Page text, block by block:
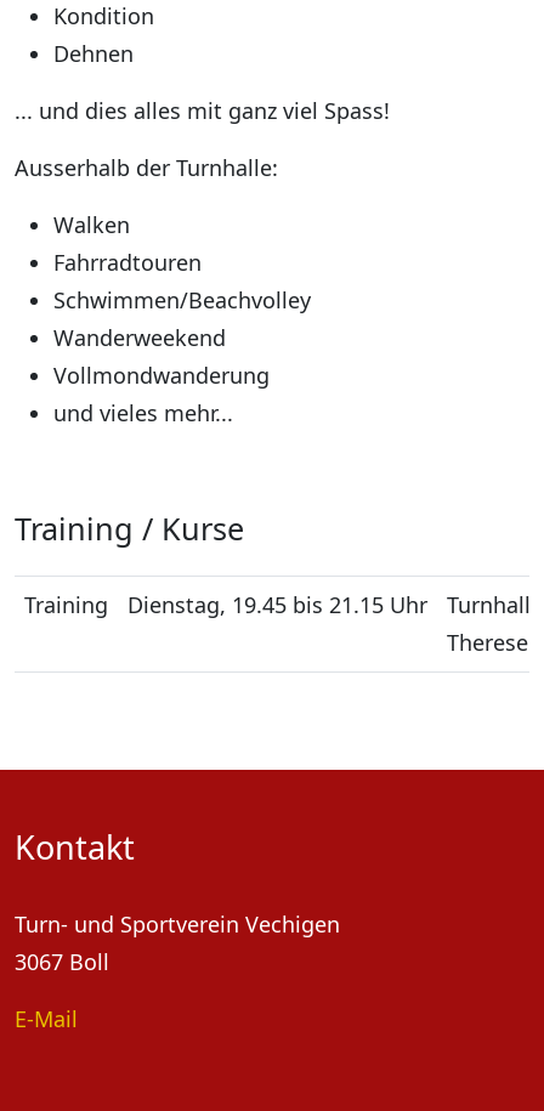
Kondition
Dehnen
... und dies alles mit ganz viel Spass!
Ausserhalb der Turnhalle:
Walken
Fahrradtouren
Schwimmen/Beachvolley
Wanderweekend
Vollmondwanderung
und vieles mehr...
Training / Kurse
Training Dienstag, 19.45 bis 21.15 Uhr
Therese
Kontakt
Turn- und Sportverein Vechigen
3067 Boll
E-Mail